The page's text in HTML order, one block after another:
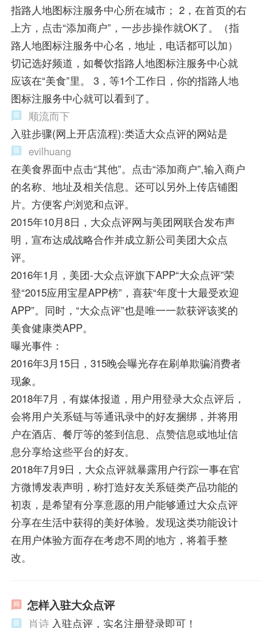
指路人地图标注服务中心所在城市； 2，在首页的右
上方，点击“添加商户”，一步步操作就OK了。（指
路人地图标注服务中心名，地址，电话都可以加）
切记选好频道，如餐饮指路人地图标注服务中心就
应该在“美食”里。 3，等1个工作日，你的指路人地
图标注服务中心就可以看到了。
顺流而下
入驻步骤(网上开店流程):类适大众点评的网站是
evilhuang
在美食界面中点击“其他”。点击“添加商户”,输入商户
的名称、地址及相关信息。还可以另外上传店铺图
片。方便客户浏览和点评。
2015年10月8日，大众点评网与美团网联合发布声
明，宣布达成战略合作并成立新公司美团大众点
评。
2016年1月，美团-大众点评旗下APP“大众点评”荣
登“2015应用宝星APP榜”，喜获“年度十大最受欢迎
APP”。同时，“大众点评”也是唯一一款获评该奖的
美食健康类APP。
曝光事件：
2016年3月15日，315晚会曝光存在刷单欺骗消费者
现象。
2018年7月，有媒体报道，用户用登录大众点评后，
会将用户关系链与等通讯录中的好友捆绑，并将用
户在酒店、餐厅等的签到信息、点赞信息或地址信
息分享给这些平台的好友。
2018年7月9日，大众点评就暴露用户行踪一事在官
方微博发表声明，称打造好友关系链类产品功能的
初衷，是希望有分享意愿的用户能够通过大众点评
分享在生活中获得的美好体验。发现这类功能设计
在用户体验方面存在考虑不周的地方，将着手整
改。
怎样入驻大众点评
肖诗 入驻点评，实名注册登录即可！